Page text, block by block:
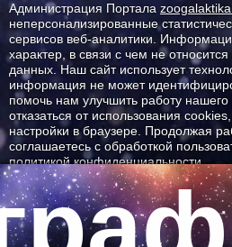
Администрация Портала
неперсонализированные
сервисов веб-аналитики.
характер, в связи с чем не
данных. Наш сайт использует
информация не может
помочь нам улучшить работу
отказаться от использования
настройки в браузере. Продолжая
соглашаетесь с обработкой
политикой конфиденциальности.
ID ресурса: 3316